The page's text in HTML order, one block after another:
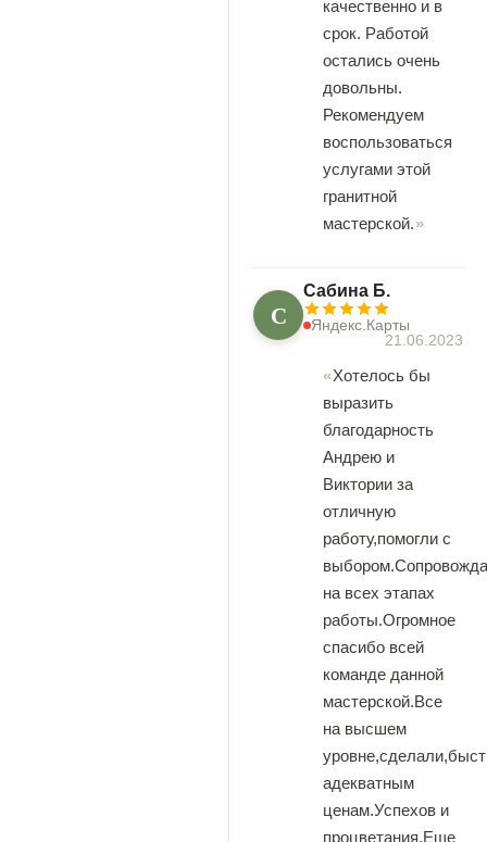
качественно и в
срок. Работой
остались очень
довольны.
Рекомендуем
воспользоваться
услугами этой
гранитной
мастерской.
С
Сабина Б.
Яндекс.Карты
21.06.2023
Хотелось бы
выразить
благодарность
Андрею и
Виктории за
отличную
работу,помогли с
на всех этапах
работы.Огромное
спасибо всей
команде данной
мастерской.Все
на высшем
адекватным
ценам.Успехов и
процветания.Еще